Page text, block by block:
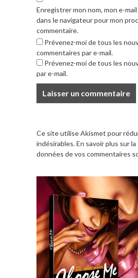
Enregistrer mon nom, mon e-
dans le navigateur pour mon
commentaire.
Prévenez-moi de tous les
commentaires par e-mail.
Prévenez-moi de tous les
par e-mail.
Ce site utilise Akismet pour
indésirables.En savoir plus sur
données de vos commentaires